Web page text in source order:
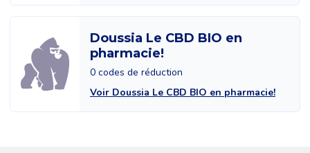
Doussia Le CBD BIO en
pharmacie!
0 codes de réduction
Voir Doussia Le CBD BIO en pharmacie!